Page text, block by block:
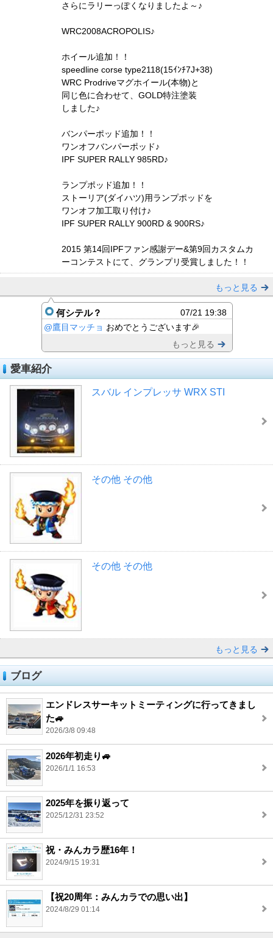
さらにラリーっぽくなりましたよ～♪
WRC2008ACROPOLIS♪
ホイール追加！！
speedline corse type2118(15ｲﾝﾁ7J+38)
WRC Prodriveマグホイール(本物)と
同じ色に合わせて、GOLD特注塗装
しました♪
バンパーポッド追加！！
ワンオフバンパーポッド♪
IPF SUPER RALLY 985RD♪
ランプポッド追加！！
ストーリア(ダイハツ)用ランプポッドを
ワンオフ加工取り付け♪
IPF SUPER RALLY 900RD & 900RS♪
2015 第14回IPFファン感謝デー&第9回カスタムカ
ーコンテストにて、グランプリ受賞しました！！
もっと見る
何シテル？
07/21 19:38
@鷹目マッチョ おめでとうございます🎉
もっと見る
愛車紹介
スバル インプレッサ WRX STI
その他 その他
その他 その他
もっと見る
ブログ
エンドレスサーキットミーティングに行ってきまし
た🚙
2026/3/8 09:48
2026年初走り🚙
2026/1/1 16:53
2025年を振り返って
2025/12/31 23:52
祝・みんカラ歴16年！
2024/9/15 19:31
【祝20周年：みんカラでの思い出】
2024/8/29 01:14